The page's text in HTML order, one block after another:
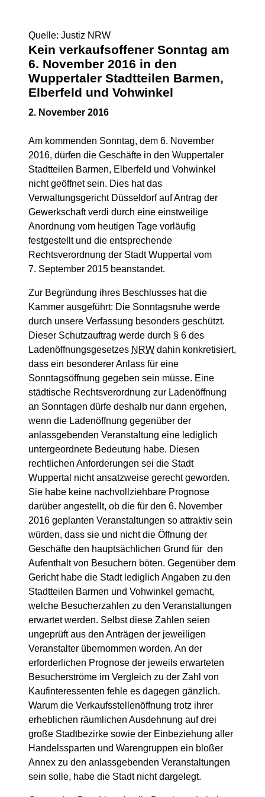
Quelle: Justiz NRW
Kein verkaufsoffener Sonntag am
6. November 2016 in den
Wuppertaler Stadtteilen Barmen,
Elberfeld und Vohwinkel
2. November 2016
Am kommenden Sonntag, dem 6. November
2016, dürfen die Geschäfte in den Wuppertaler
Stadtteilen Barmen, Elberfeld und Vohwinkel
nicht geöffnet sein. Dies hat das
Verwaltungsgericht Düsseldorf auf Antrag der
Gewerkschaft verdi durch eine einstweilige
Anordnung vom heutigen Tage vorläufig
festgestellt und die entsprechende
Rechtsverordnung der Stadt Wuppertal vom
7. September 2015 beanstandet.
Zur Begründung ihres Beschlusses hat die
Kammer ausgeführt: Die Sonntagsruhe werde
durch unsere Verfassung besonders geschützt.
Dieser Schutzauftrag werde durch § 6 des
Ladenöffnungsgesetzes NRW dahin konkretisiert,
dass ein besonderer Anlass für eine
Sonntagsöffnung gegeben sein müsse. Eine
städtische Rechtsverordnung zur Ladenöffnung
an Sonntagen dürfe deshalb nur dann ergehen,
wenn die Ladenöffnung gegenüber der
anlassgebenden Veranstaltung eine lediglich
untergeordnete Bedeutung habe. Diesen
rechtlichen Anforderungen sei die Stadt
Wuppertal nicht ansatzweise gerecht geworden.
Sie habe keine nachvollziehbare Prognose
darüber angestellt, ob die für den 6. November
2016 geplanten Veranstaltungen so attraktiv sein
würden, dass sie und nicht die Öffnung der
Geschäfte den hauptsächlichen Grund für den
Aufenthalt von Besuchern böten. Gegenüber dem
Gericht habe die Stadt lediglich Angaben zu den
Stadtteilen Barmen und Vohwinkel gemacht,
welche Besucherzahlen zu den Veranstaltungen
erwartet werden. Selbst diese Zahlen seien
ungeprüft aus den Anträgen der jeweiligen
Veranstalter übernommen worden. An der
erforderlichen Prognose der jeweils erwarteten
Besucherströme im Vergleich zu der Zahl von
Kaufinteressenten fehle es dagegen gänzlich.
Warum die Verkaufsstellenöffnung trotz ihrer
erheblichen räumlichen Ausdehnung auf drei
große Stadtbezirke sowie der Einbeziehung aller
Handelssparten und Warengruppen ein bloßer
Annex zu den anlassgebenden Veranstaltungen
sein solle, habe die Stadt nicht dargelegt.